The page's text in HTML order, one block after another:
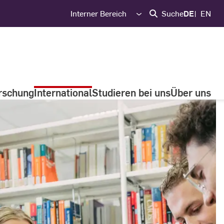
Interner Bereich SucheDE EN
InternationalStudieren bei unsÜber uns